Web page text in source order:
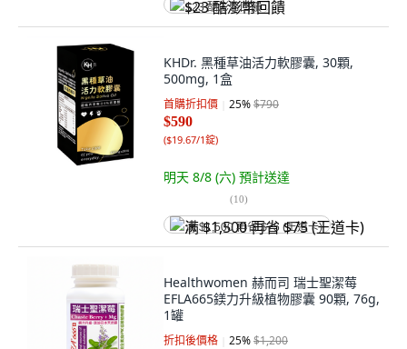
$23 酷澎幣回饋
KHDr. 黑種草油活力軟膠囊, 30顆,
500mg, 1盒
首購折扣價 25%$790
$590
($19.67/1錠)
明天 8/8 (六) 預計送達
(10)
满 $1,500 再省 $75 (王道卡)
Healthwomen 赫而司 瑞士聖潔莓
EFLA665鎂力升級植物膠囊 90顆, 76g,
1罐
折扣後價格 25%$1,200